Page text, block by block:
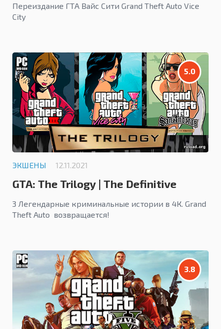
Переиздание ГТА Вайс Сити Grand Theft Auto Vice
City
5.0
ЭКШЕНЫ 12.11.2021
GTA: The Trilogy | The Definitive
3 Легендарные криминальные истории в 4К. Grand
Theft Auto возвращается!
3.8